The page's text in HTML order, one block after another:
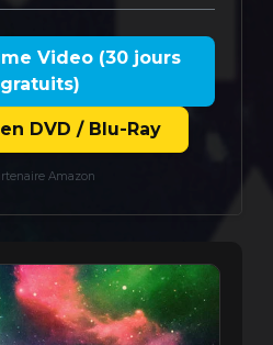
Video (30 jours
gratuits)
DVD / Blu-Ray
Amazon